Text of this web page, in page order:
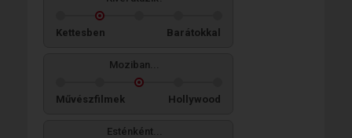
Kettesben Barátokkal
Moziban...
Művészfilmek Hollywood
Esténként...